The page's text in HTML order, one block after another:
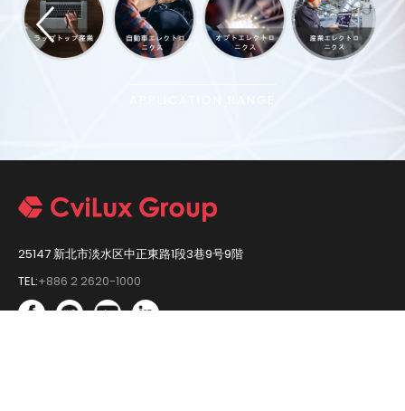
25147 新北市淡水区中正東路1段3巷9号9階
TEL:+886 2 2620-1000